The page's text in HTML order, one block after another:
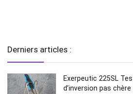
Derniers articles :
Exerpeutic 225SL
d’inversion pas chère